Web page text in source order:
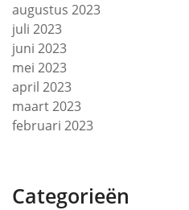
augustus 2023
juli 2023
juni 2023
mei 2023
april 2023
maart 2023
februari 2023
Categorieën